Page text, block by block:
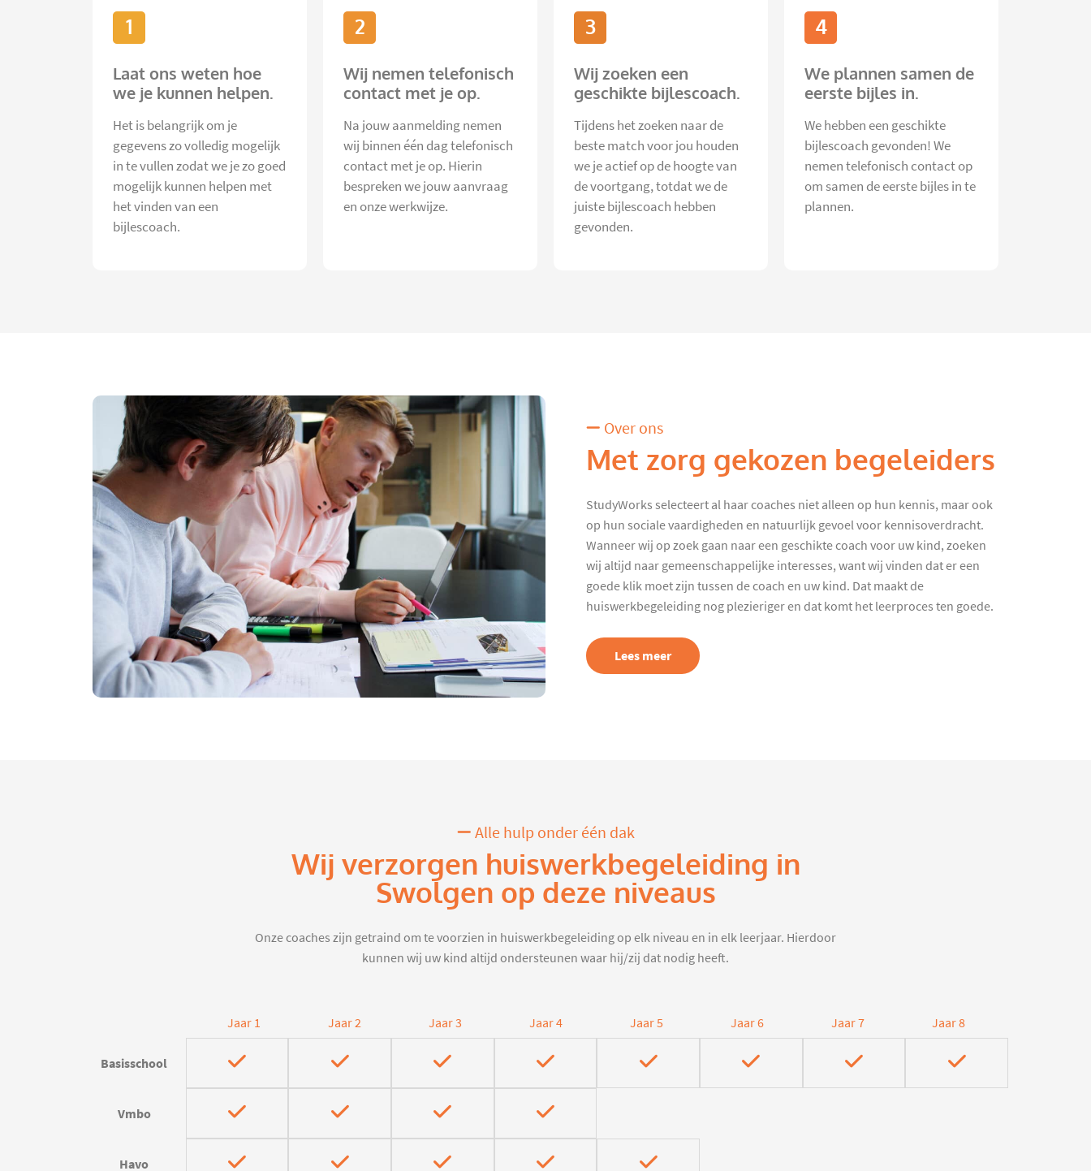
1
Laat ons weten hoe
we je kunnen helpen.
Het is belangrijk om je
gegevens zo volledig mogelijk
in te vullen zodat we je zo goed
mogelijk kunnen helpen met
het vinden van een
bijlescoach.
2
Wij nemen telefonisch
contact met je op.
Na jouw aanmelding nemen
wij binnen één dag telefonisch
contact met je op. Hierin
bespreken we jouw aanvraag
en onze werkwijze.
3
Wij zoeken een
geschikte bijlescoach.
Tijdens het zoeken naar de
beste match voor jou houden
we je actief op de hoogte van
de voortgang, totdat we de
juiste bijlescoach hebben
gevonden.
4
We plannen samen de
eerste bijles in.
We hebben een geschikte
bijlescoach gevonden! We
nemen telefonisch contact op
om samen de eerste bijles in te
plannen.
Over ons
Met zorg gekozen begeleiders
StudyWorks selecteert al haar coaches niet alleen op hun kennis, maar ook
op hun sociale vaardigheden en natuurlijk gevoel voor kennisoverdracht.
Wanneer wij op zoek gaan naar een geschikte coach voor uw kind, zoeken
wij altijd naar gemeenschappelijke interesses, want wij vinden dat er een
goede klik moet zijn tussen de coach en uw kind. Dat maakt de
huiswerkbegeleiding nog plezieriger en dat komt het leerproces ten goede.
Lees meer
Alle hulp onder één dak
Wij verzorgen huiswerkbegeleiding in
Swolgen op deze niveaus
Onze coaches zijn getraind om te voorzien in huiswerkbegeleiding op elk niveau en in elk leerjaar. Hierdoor
kunnen wij uw kind altijd ondersteunen waar hij/zij dat nodig heeft.
Jaar 1 Jaar 2 Jaar 3 Jaar 4 Jaar 5 Jaar 6 Jaar 7 Jaar 8
Basisschool
Vmbo
Havo